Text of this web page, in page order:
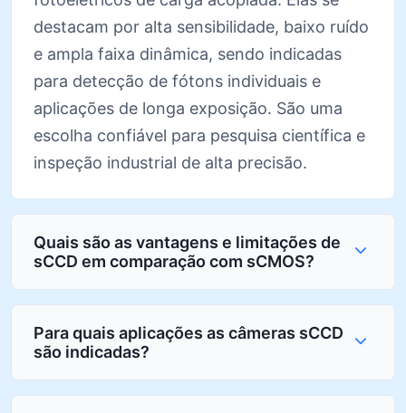
destacam por alta sensibilidade, baixo ruído
e ampla faixa dinâmica, sendo indicadas
para detecção de fótons individuais e
aplicações de longa exposição. São uma
escolha confiável para pesquisa científica e
inspeção industrial de alta precisão.
Quais são as vantagens e limitações de
sCCD em comparação com sCMOS?
Para quais aplicações as câmeras sCCD
são indicadas?